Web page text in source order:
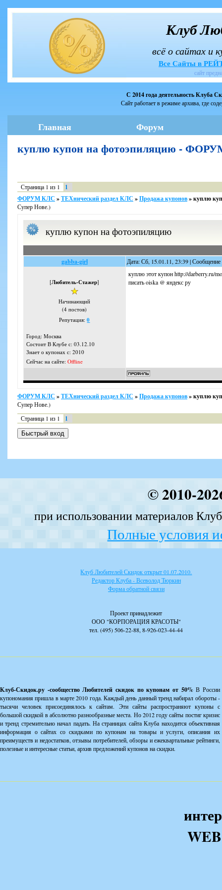
Клуб
всё о сайтах и
Все Сайты в
сайт
С 2014 года деятельность Клуба
Сайт работает в режиме архива, где
Главная Форум
куплю купон на фотоэпиляцию -
Страница 1 из 1
1
ФОРУМ КЛС »ТЕХнический раздел КЛС »Продажа купонов»куплю
Супер Нове.)
куплю купон на фотоэпиляцию
gabba-girl Дата: Сб, 15.01.11, 23:39 |
[Любитель-Стажер]
Начинающий
(4 постов)
Репутация:0
Город: Москва
Состоит В Клубе с: 03.12.10
Знает о купонах с: 2010
Сейчас на сайте: Offline
куплю этот купон http://darberry.ru/
писать oiska @ яндекс ру
ФОРУМ КЛС »ТЕХнический раздел КЛС »Продажа купонов»куплю
Супер Нове.)
Страница 1 из 1 1
© 2010-
при использовании материалов
Полные условия
Клуб Любителей Скидок открыт 01.07.2010.
Редактор Клуба - Всеволод Тюркин
Форма обратной связи
Проект принадлежит
ООО "КОРПОРАЦИЯ КРАСОТЫ"
тел. (495) 506-22-88, 8-926-023-44-44
Клуб-Скидок.ру -сообщество Любителей скидок по купонам от 50%В России
купономания пришла в марте 2010 года. Каждый день данный тренд набирал обороты -
тысячи человек присоединялось к сайтам. Эти сайты распространяют купоны с
большой скидкой в абсолютно разнообразные места. Но 2012 году сайты постиг кризис
и тренд стремительно начал падать. На страницах сайта Клуба находится объективная
информация о сайтах со скидками по купонам на товары и услуги, описания их
преимуществ и недостатков, отзывы потребителей, обзоры и ежеквартальные рейтинги,
полезные и интересные статьи, архив предложений купонов на скидки.